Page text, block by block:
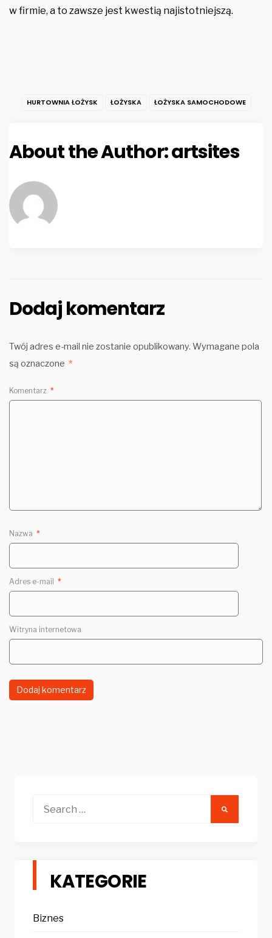
w firmie, a to zawsze jest kwestią najistotniejszą.
HURTOWNIA ŁOŻYSK ŁOŻYSKA ŁOŻYSKA SAMOCHODOWE
About the Author:artsites
Dodaj komentarz
Twój adres e-mail nie zostanie opublikowany. Wymagane pola
są oznaczone *
Komentarz *
Nazwa *
Adres e-mail *
Witryna internetowa
KATEGORIE
Biznes